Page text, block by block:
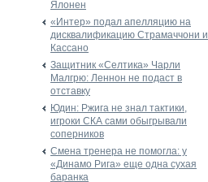
Ялонен
«Интер» подал апелляцию на
дисквалификацию Страмаччони и
Кассано
Защитник «Селтика» Чарли
Малгрю: Леннон не подаст в
отставку
Юдин: Ржига не знал тактики,
игроки СКА сами обыгрывали
соперников
Смена тренера не помогла: у
«Динамо Рига» еще одна сухая
баранка